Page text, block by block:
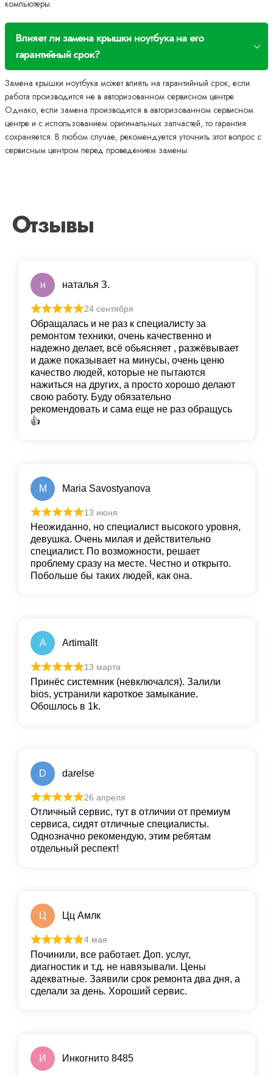
компьютеры.
Влияет ли замена крышки ноутбука на его
гарантийный срок?
Замена крышки ноутбука может влиять на гарантийный срок, если
работа производится не в авторизованном сервисном центре.
Однако, если замена производится в авторизованном сервисном
центре и с использованием оригинальных запчастей, то гарантия
сохраняется. В любом случае, рекомендуется уточнить этот вопрос с
сервисным центром перед проведением замены.
Отзывы
н наталья З.
24 сентября
Обращалась и не раз к специалисту за
ремонтом техники, очень качественно и
надежно делает, всё обьясняет , разжёвывает
и даже показывает на минусы, очень ценю
качество людей, которые не пытаются
нажиться на других, а просто хорошо делают
свою работу. Буду обязательно
рекомендовать и сама еще не раз обращусь
👍
M Maria Savostyanova
13 июня
Неожиданно, но специалист высокого уровня,
девушка. Очень милая и действительно
специалист. По возможности, решает
проблему сразу на месте. Честно и открыто.
Побольше бы таких людей, как она.
A ArtimaIlt
13 марта
Принёс системник (невключался). Залили
bios, устранили кароткое замыкание.
Обошлось в 1k.
D darelse
26 апреля
Отличный сервис, тут в отличии от премиум
сервиса, сидят отличные специалисты.
Однозначно рекомендую, этим ребятам
отдельный респект!
Ц Цц Амлк
4 мая
Починили, все работает. Доп. услуг,
диагностик и т.д. не навязывали. Цены
адекватные. Заявили срок ремонта два дня, а
сделали за день. Хороший сервис.
И Инкогнито 8485